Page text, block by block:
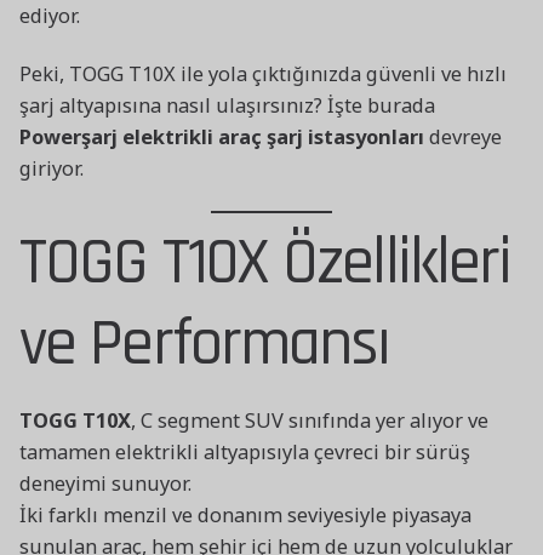
ediyor.
Peki, TOGG T10X ile yola çıktığınızda güvenli ve hızlı
şarj altyapısına nasıl ulaşırsınız? İşte burada
Powerşarj elektrikli araç şarj istasyonları devreye
giriyor.
TOGG T10X Özellikleri
ve Performansı
TOGG T10X, C segment SUV sınıfında yer alıyor ve
tamamen elektrikli altyapısıyla çevreci bir sürüş
deneyimi sunuyor.
İki farklı menzil ve donanım seviyesiyle piyasaya
sunulan araç, hem şehir içi hem de uzun yolculuklar